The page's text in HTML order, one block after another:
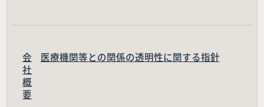
会
社
概
要
医療機関等との関係の透明性に関する指針